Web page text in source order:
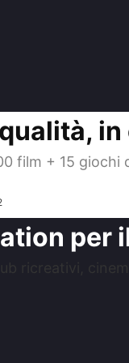
film + 15 giochi
per